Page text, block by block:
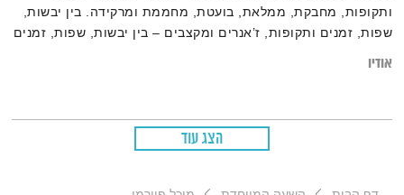
ותקופות, מחבקת, ממלאת, בועטת, מחממת ומרקידה. בין יבשות,
שפות, זמנים ותקופות, ז’אנרים ומקצבים – בין יבשות, שפות, זמנים
אודיו
הצג עוד